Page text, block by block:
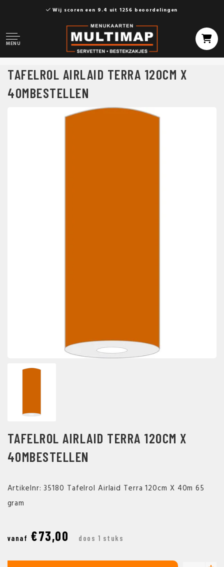
Wij scoren een 9.4 uit 1256 beoordelingen
MENU
TAFELROL AIRLAID TERRA 120CM X
40MBESTELLEN
TAFELROL AIRLAID TERRA 120CM X
40MBESTELLEN
Artikelnr: 35180 Tafelrol Airlaid Terra 120cm X 40m 65
gram
vanaf €73,00 doos 1 stuks